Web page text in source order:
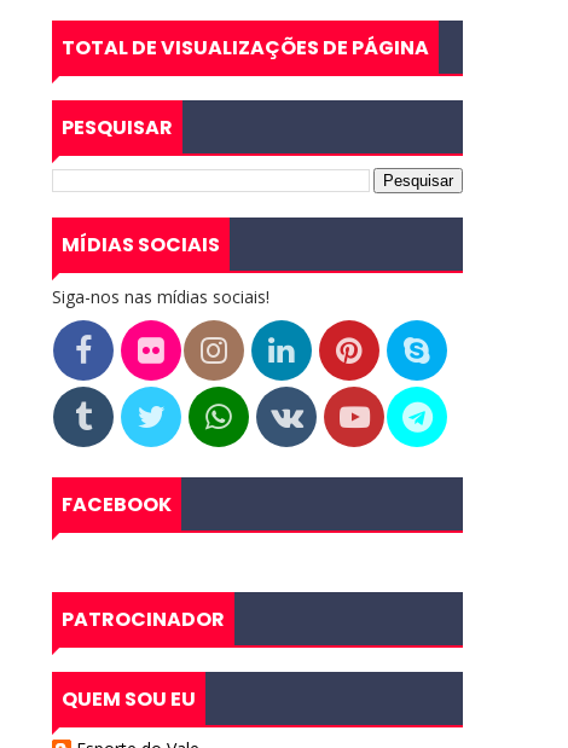
TOTAL DE VISUALIZAÇÕES DE PÁGINA
PESQUISAR
MÍDIAS SOCIAIS
Siga-nos nas mídias sociais!
FACEBOOK
PATROCINADOR
QUEM SOU EU